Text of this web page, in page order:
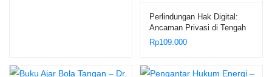
Perlindungan Hak Digital:
Ancaman Privasi di Tengah
Serangan Social Engineering
– Dr. Sayid Muhammad Rifqi
Rp109.000